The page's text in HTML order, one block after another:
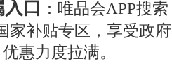
口 ：唯品会APP搜
家补贴专区，享受政
惠力度拉满。